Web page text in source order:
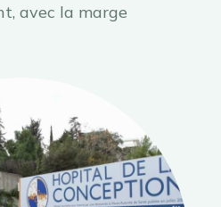
avec la marge